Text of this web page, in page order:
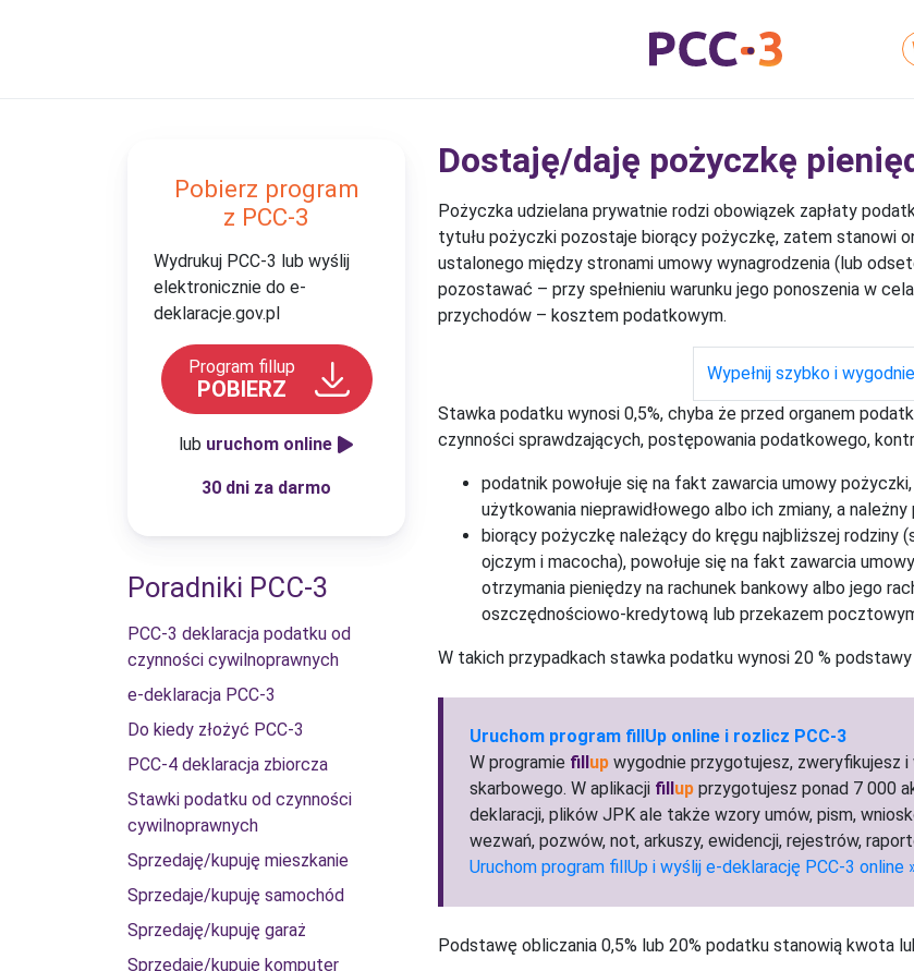
Pobierz program
z PCC-3
Wydrukuj PCC-3 lub wyślij
elektronicznie do e-
deklaracje.gov.pl
Program fillup
POBIERZ
lub uruchom online
30 dni za darmo
Poradniki PCC-3
PCC-3 deklaracja podatku od
czynności cywilnoprawnych
e-deklaracja PCC-3
Do kiedy złożyć PCC-3
PCC-4 deklaracja zbiorcza
Stawki podatku od czynności
cywilnoprawnych
Sprzedaję/kupuję mieszkanie
Sprzedaje/kupuję samochód
Sprzedaję/kupuję garaż
Sprzedaję/kupuję komputer
Dostaję/daję pożyczkę
Pożyczka udzielana prywatnie rodzi obowiązek zapłaty
tytułu pożyczki pozostaje biorący pożyczkę, zatem stanowi
ustalonego między stronami umowy wynagrodzenia (lub
pozostawać – przy spełnieniu warunku jego ponoszenia w
przychodów – kosztem podatkowym.
Wypełnij szybko i
Stawka podatku wynosi 0,5%, chyba że przed organem
czynności sprawdzających, postępowania podatkowego,
podatnik powołuje się na fakt zawarcia umowy
użytkowania nieprawidłowego albo ich zmiany, a
biorący pożyczkę należący do kręgu najbliższej rodziny
ojczym i macocha), powołuje się na fakt zawarcia
otrzymania pieniędzy na rachunek bankowy albo jego
oszczędnościowo-kredytową lub przekazem
W takich przypadkach stawka podatku wynosi 20 %
Uruchom program fillUp online i rozlicz PCC-3
W programie fillup wygodnie przygotujesz, zweryfikujesz
skarbowego. W aplikacji fillup przygotujesz ponad 7 000
deklaracji, plików JPK ale także wzory umów, pism,
wezwań, pozwów, not, arkuszy, ewidencji, rejestrów,
Uruchom program fillUp i wyślij e-deklarację PCC-3 online
Podstawę obliczania 0,5% lub 20% podatku stanowią kwota